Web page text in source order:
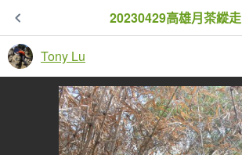
20230429高雄月茶縱走
Tony Lu